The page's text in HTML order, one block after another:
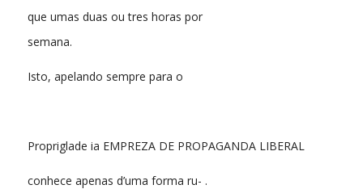
que umas duas ou tres horas por
semana.
Isto, apelando sempre para o
Propriglade ia EMPREZA DE PROPAGANDA LIBERAL
conhece apenas d’uma forma ru- .